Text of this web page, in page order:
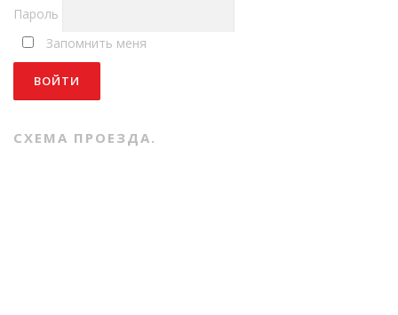
Пароль
Запомнить меня
СХЕМА ПРОЕЗДА.